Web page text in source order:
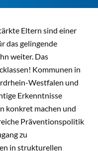
Eltern sind einer
das gelingende
weiter. Das
Kommunen in
Westfalen und
Erkenntnisse
konkret machen und
Präventionspolitik
zu
in strukturellen